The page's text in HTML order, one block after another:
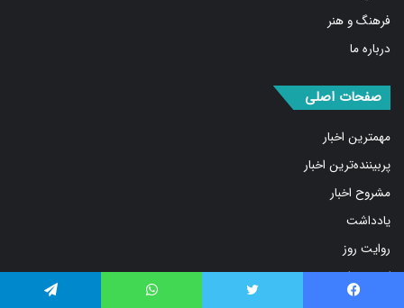
فرهنگ و هنر
صفحات اصلی
مهمترین اخبار
پربیننده‌ترین اخبار
مشروح اخبار
یادداشت
روایت روز
کسب و کار برتر